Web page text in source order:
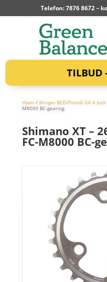
Telefon: 7876 8672 –
TILBUD
Hjem/ Klinger BCD/Fixmål 64 4 bolt
M8000 BC-gearing
Shimano XT –
FC-M8000 BC-